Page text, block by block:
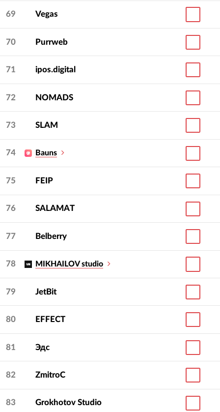
69 Vegas
70 Purrweb
71 ipos.digital
72 NOMADS
73 SLAM
74 Bauns
75 FEIP
76 SALAMAT
77 Belberry
78 MIKHAILOV studio
79 JetBit
80 EFFECT
81 Эдс
82 ZmitroC
83 Grokhotov Studio